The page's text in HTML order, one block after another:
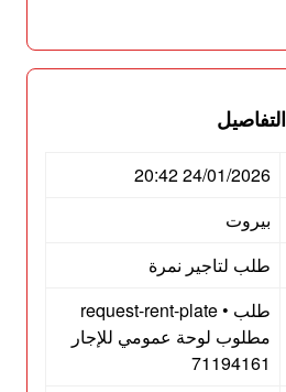
التفاصيل
24/01/2026 20:42
بيروت
طلب لتاجير نمرة
طلب • request-rent-plate
مطلوب لوحة عمومي للإجار
71194161